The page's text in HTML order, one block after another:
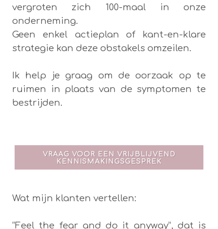
vergroten zich 100-maal in onze
onderneming.
Geen enkel actieplan of kant-en-klare
strategie kan deze obstakels omzeilen.
Ik help je graag om de oorzaak op te
ruimen in plaats van de symptomen te
bestrijden.
VRAAG VOOR EEN VRIJBLIJVEND
KENNISMAKINGSGESPREK
Wat mijn klanten vertellen:
“Feel the fear and do it anyway”, dat is